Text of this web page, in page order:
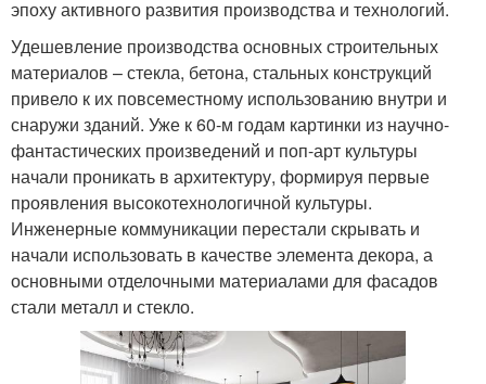
эпоху активного развития производства и технологий.
Удешевление производства основных строительных
материалов – стекла, бетона, стальных конструкций
привело к их повсеместному использованию внутри и
снаружи зданий. Уже к 60-м годам картинки из научно-
фантастических произведений и поп-арт культуры
начали проникать в архитектуру, формируя первые
проявления высокотехнологичной культуры.
Инженерные коммуникации перестали скрывать и
начали использовать в качестве элемента декора, а
основными отделочными материалами для фасадов
стали металл и стекло.